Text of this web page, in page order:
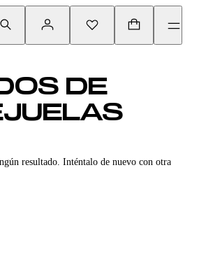
DE
resultado. Inténtalo de nuevo con otra